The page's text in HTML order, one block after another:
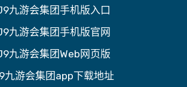
九游会集团手机版入口
九游会集团手机版官网
九游会集团Web网页版
九游会集团app下载地址